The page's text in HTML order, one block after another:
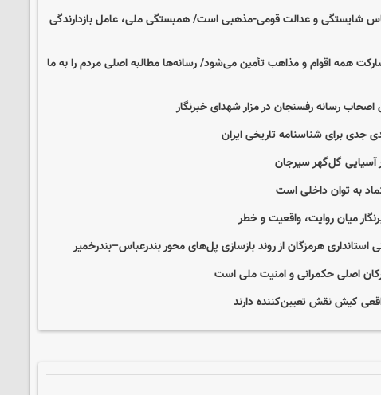
اساس شایستگی و عدالت قومی-مذهبی است/ همبستگی ملی، عامل بازدارندگی
همه اقوام و مذاهب تأمین می‌شود/ رسانه‌ها مطالبه اصلی مردم را به ما
اصحاب رسانه رفسنجان در مزار شهدای خبرنگار
جدی برای شناسنامه تاریخی ایران
به توان داخلی است
میان روایت، واقعیت و خطر
استانداری هرمزگان از روند بازسازی پل‌های محور بندرعباس–بندرخمیر
اصلی حکمرانی و امنیت ملی است
کیش نقش تعیین‌کننده دارند